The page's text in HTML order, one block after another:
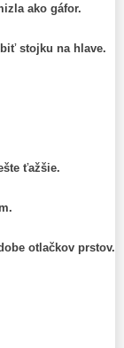
ako gáfor.
stojku na hlave.
ťažšie.
otlačkov prstov.